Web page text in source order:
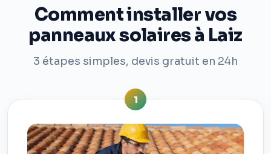
Comment installer vos
panneaux solaires à Laiz
3 étapes simples, devis gratuit en 24h
1